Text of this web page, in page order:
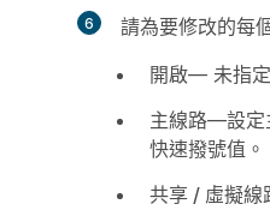
6
請為要修改的每
開啟— 未指定
主線路—設定
快速撥號值。
共享 / 虛擬線